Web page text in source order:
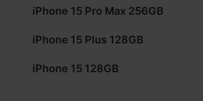
iPhone 15 Pro Max 256GB
iPhone 15 Plus 128GB
iPhone 15 128GB